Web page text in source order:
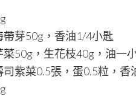
芽50g，香油1/4小匙
50g，生花枝40g，油一
紫菜0.5張，蛋0.5粒，香